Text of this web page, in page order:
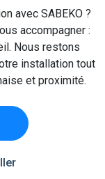
avec SABEKO ?
accompagner :
Nous restons
installation tout
et proximité.